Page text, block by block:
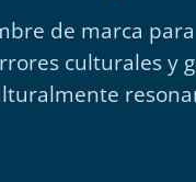
de marca
culturales y